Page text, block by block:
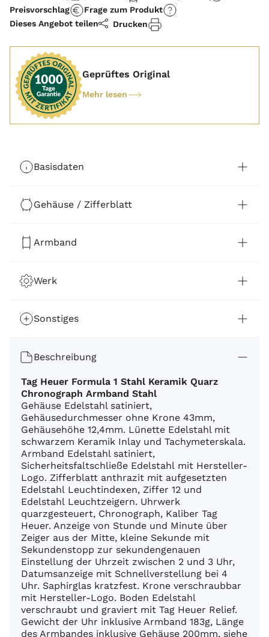
Preisvorschlag
Frage zum Produkt
Dieses Angebot teilen
Drucken
Geprüftes Original
Mehr lesen
Basisdaten
Gehäuse / Zifferblatt
Armband
Werk
Sonstiges
Beschreibung
Tag Heuer Formula 1 Stahl Keramik Quarz
Chronograph Armband Stahl
Gehäuse Edelstahl satiniert,
Gehäusedurchmesser ohne Krone 43mm,
Gehäusehöhe 12,4mm. Lünette Edelstahl mit
schwarzem Keramik Inlay und Tachymeterskala.
Armband Edelstahl satiniert,
Sicherheitsfaltschließe Edelstahl mit Hersteller-
Logo. Zifferblatt anthrazit mit aufgesetzten
Edelstahl Leuchtindexen, Ziffer 12 und
Edelstahl Leuchtzeigern. Uhrwerk
quarzgesteuert, Chronograph, Kaliber Tag
Heuer. Anzeige von Stunde und Minute über
Zeiger aus der Mitte, kleine Sekunde mit
Sekundenstopp zur sekundengenauen
Einstellung der Uhrzeit zwischen 2 und 3 Uhr,
Datumsanzeige mit Schnellverstellung bei 4
Uhr. Saphirglas kratzfest. Krone verschraubbar
mit Hersteller-Logo. Boden Edelstahl
verschraubt und graviert mit Tag Heuer Relief.
Gewicht der Uhr inklusive Armband 183g, Länge
des Armbandes inklusive Gehäuse 200mm, siehe